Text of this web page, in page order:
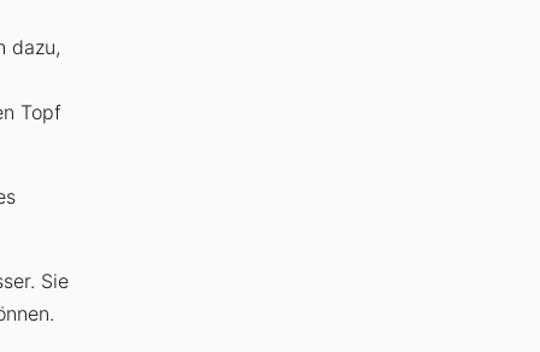
dazu,
Topf
Sie